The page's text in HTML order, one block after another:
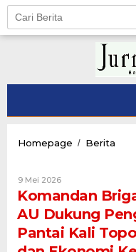
Skip
content
Homepage / Berita
TNI
AU
9 Mei 2026Oleh
Administrator
Komandan
AU Dukung
Pantai Kali